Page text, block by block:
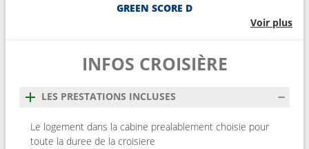
GREEN SCORE D
Voir plus
INFOS CROISIÈRE
LES PRESTATIONS INCLUSES
Le logement dans la cabine prealablement choisie pour
toute la duree de la croisiere